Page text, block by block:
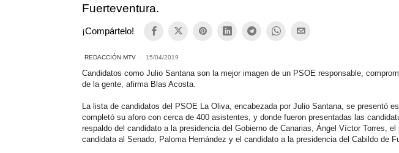
Fuerteventura.
¡Compártelo!
REDACCIÓN MTV 15/04/2019
Candidatos como Julio Santana son la mejor imagen de un PSOE responsable,
de la gente, afirma Blas Acosta.
La lista de candidatos del PSOE La Oliva, encabezada por Julio Santana , se presentó
completó su aforo con cerca de 400 asistentes, y donde fueron presentadas las
respaldo del candidato a la presidencia del Gobierno de Canarias, Ángel Víctor Torres,
candidata al Senado, Paloma Hernández y el candidato a la presidencia del Cabildo de